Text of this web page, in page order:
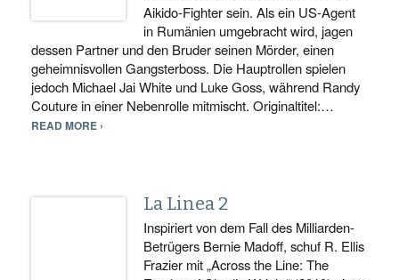
Aikido-Fighter sein. Als ein US-Agent
in Rumänien umgebracht wird, jagen
dessen Partner und den Bruder seinen Mörder, einen
geheimnisvollen Gangsterboss. Die Hauptrollen spielen
jedoch Michael Jai White und Luke Goss, während Randy
Couture in einer Nebenrolle mitmischt. Originaltitel:…
READ MORE ›
La Linea 2
Inspiriert von dem Fall des Milliarden-
Betrügers Bernie Madoff, schuf R. Ellis
Frazier mit „Across the Line: The